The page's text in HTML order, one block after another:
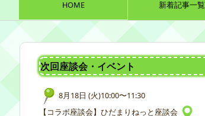
HOME 新着記事一覧
次回座談会・イベント
8月18日 (火)10:00〜11:30
【コラボ座談会】ひだまりねっと座談会